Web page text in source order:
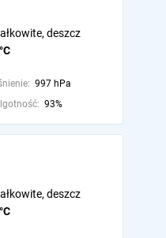
deszcz
997 hPa
93%
deszcz